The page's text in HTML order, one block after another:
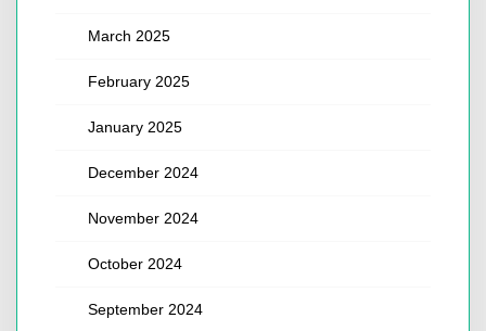
March 2025
February 2025
January 2025
December 2024
November 2024
October 2024
September 2024